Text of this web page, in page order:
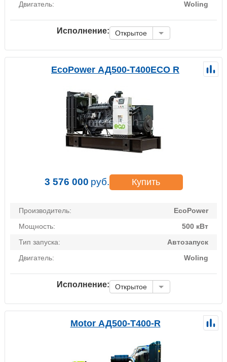
Двигатель:
Woling
Исполнение: Открытое
EcoPower АД500-T400ECO R
3 576 000 руб. Купить
Производитель:
EcoPower
Мощность:
500 кВт
Тип запуска:
Автозапуск
Двигатель:
Woling
Исполнение: Открытое
Motor АД500-Т400-R